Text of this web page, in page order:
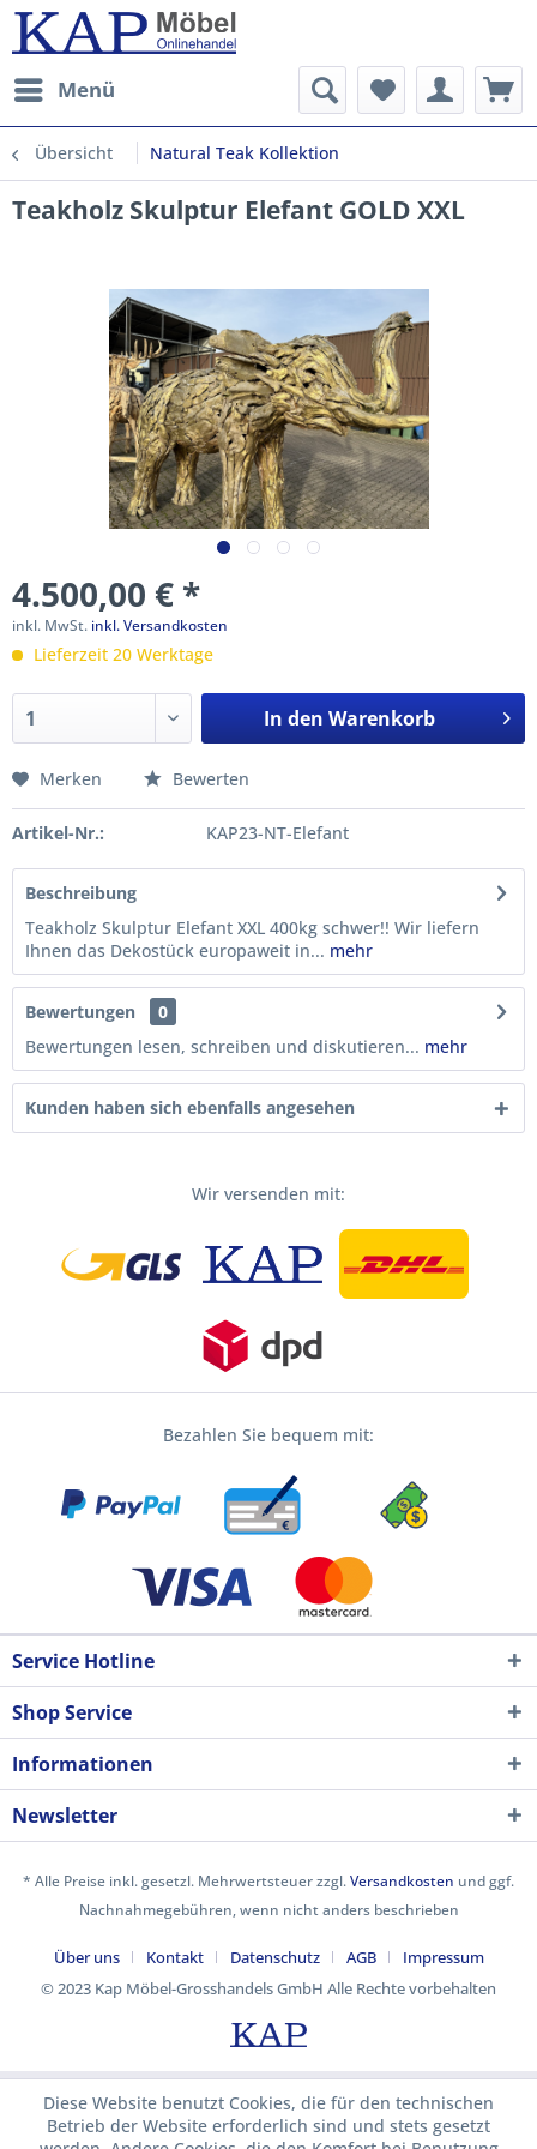
Menü
Übersicht Natural Teak Kollektion
Teakholz Skulptur Elefant GOLD XXL
4.500,00 € *
inkl. MwSt. inkl. Versandkosten
Lieferzeit 20 Werktage
In den Warenkorb
Merken Bewerten
Artikel-Nr.: KAP23-NT-Elefant
Beschreibung
Teakholz Skulptur Elefant XXL 400kg schwer!! Wir liefern
Ihnen das Dekostück europaweit in... mehr
Bewertungen
0
Bewertungen lesen, schreiben und diskutieren... mehr
Kunden haben sich ebenfalls angesehen
Wir versenden mit:
Bezahlen Sie bequem mit:
Service Hotline
Shop Service
Informationen
Newsletter
* Alle Preise inkl. gesetzl. Mehrwertsteuer zzgl.Versandkosten und ggf.
Nachnahmegebühren, wenn nicht anders beschrieben
Über uns Kontakt Datenschutz AGB
Impressum
© 2023 Kap Möbel-Grosshandels GmbH Alle Rechte vorbehalten
Diese Website benutzt Cookies, die für den technischen
Betrieb der Website erforderlich sind und stets gesetzt